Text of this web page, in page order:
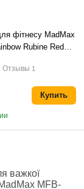
фітнесу MadMax
Rubine Red
Отзывы 1
Купить